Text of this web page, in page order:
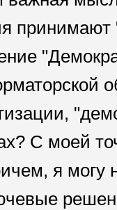
С моей
я могу